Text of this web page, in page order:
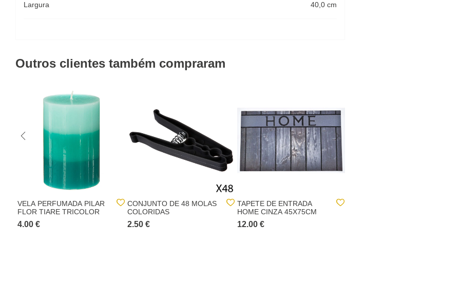
Largura 40,0 cm
Outros clientes também compraram
VELA PERFUMADA PILAR
FLOR TIARE TRICOLOR
4.00 €
CONJUNTO DE 48 MOLAS
COLORIDAS
2.50 €
TAPETE DE ENTRADA
HOME CINZA 45X75CM
12.00 €